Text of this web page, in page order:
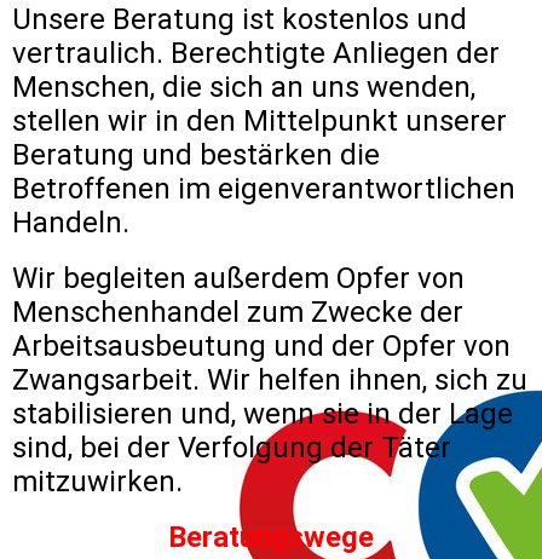
Unsere Beratung ist kostenlos und
vertraulich. Berechtigte Anliegen der
Menschen, die sich an uns wenden,
stellen wir in den Mittelpunkt unserer
Beratung und bestärken die
Betroffenen im eigenverantwortlichen
Handeln.
Wir begleiten außerdem Opfer von
Menschenhandel zum Zwecke der
Arbeitsausbeutung und der Opfer von
Zwangsarbeit. Wir helfen ihnen, sich zu
stabilisieren und, wenn sie in der Lage
sind, bei der Verfolgung der Täter
mitzuwirken.
Beratungswege